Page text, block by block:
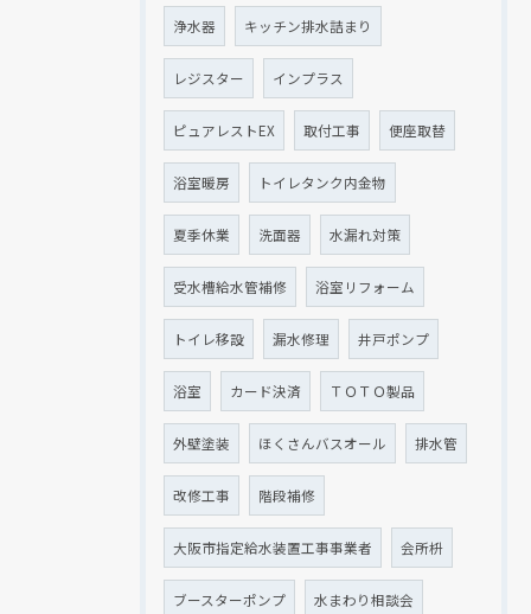
浄水器 キッチン排水詰まり
レジスター インプラス
ピュアレストEX 取付工事 便座取替
浴室暖房 トイレタンク内金物
夏季休業 洗面器 水漏れ対策
受水槽給水管補修 浴室リフォーム
トイレ移設 漏水修理 井戸ポンプ
浴室 カード決済 ＴＯＴＯ製品
外壁塗装 ほくさんバスオール 排水管
改修工事 階段補修
大阪市指定給水装置工事事業者 会所枡
ブースターポンプ 水まわり相談会